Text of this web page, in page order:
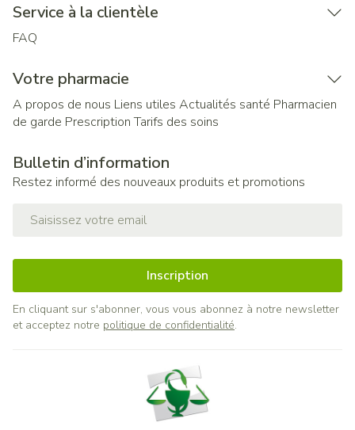
Service à la clientèle
FAQ
Votre pharmacie
A propos de nous Liens utiles Actualités santé Pharmacien
de garde Prescription Tarifs des soins
Bulletin d’information
Restez informé des nouveaux produits et promotions
Inscription
En cliquant sur s'abonner, vous vous abonnez à notre newsletter
et acceptez notre politique de confidentialité.